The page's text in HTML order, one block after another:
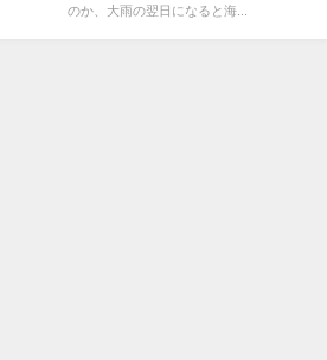
のか、大雨の翌日になると海...